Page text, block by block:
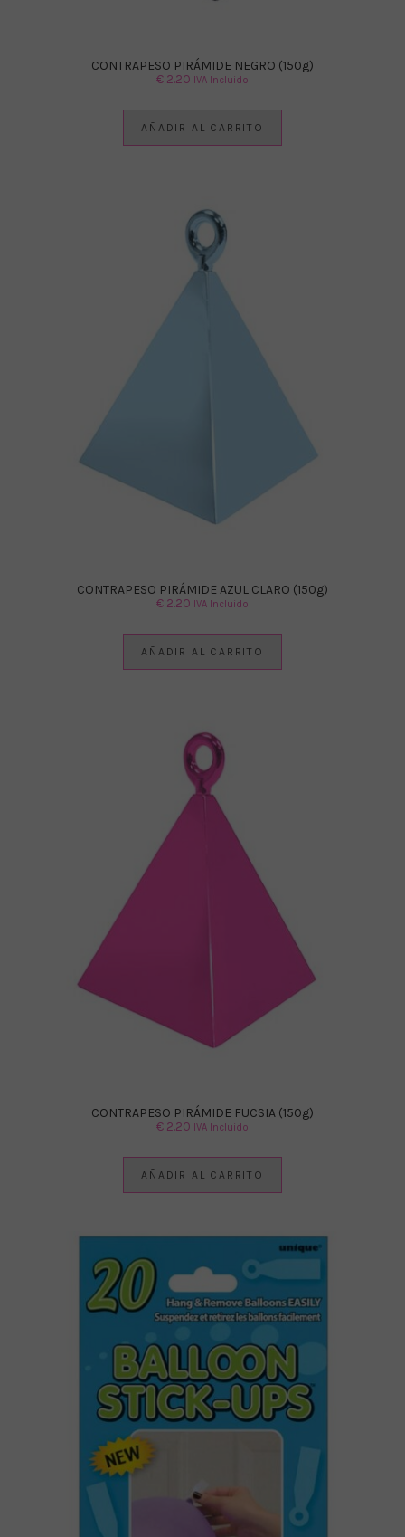
CONTRAPESO PIRÁMIDE NEGRO (150g)
€ 2.20 IVA Incluido
AÑADIR AL CARRITO
CONTRAPESO PIRÁMIDE AZUL CLARO (150g)
€ 2.20 IVA Incluido
AÑADIR AL CARRITO
CONTRAPESO PIRÁMIDE FUCSIA (150g)
€ 2.20 IVA Incluido
AÑADIR AL CARRITO